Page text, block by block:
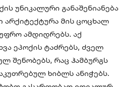
უნიკალური განაშენიანება
არქიტექტურა მის ცოცხალ
ამდიდრებს. აქ
ეპოქის ტაძრებს, ძველ
შენობებს, რაც ჰამბურგს
ხიბლს ანიჭებს.